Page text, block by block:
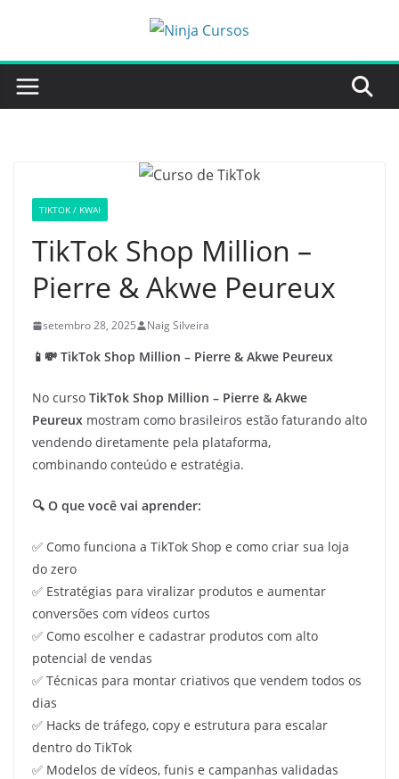
o
conteúdo
TIKTOK / KWAI
TikTok Shop Million –
Pierre & Akwe Peureux
setembro 28, 2025 Naig Silveira
📱💸 TikTok Shop Million – Pierre & Akwe Peureux
No curso TikTok Shop Million – Pierre & Akwe
Peureux mostram como brasileiros estão faturando alto
vendendo diretamente pela plataforma,
combinando conteúdo e estratégia.
🔍 O que você vai aprender:
✅ Como funciona a TikTok Shop e como criar sua loja
do zero
✅ Estratégias para viralizar produtos e aumentar
conversões com vídeos curtos
✅ Como escolher e cadastrar produtos com alto
potencial de vendas
✅ Técnicas para montar criativos que vendem todos os
dias
✅ Hacks de tráfego, copy e estrutura para escalar
dentro do TikTok
✅ Modelos de vídeos, funis e campanhas validadas